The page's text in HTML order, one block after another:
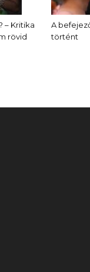
– Kritika
rövid
A
történt